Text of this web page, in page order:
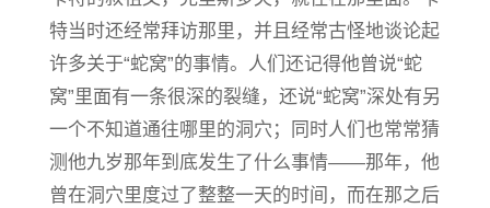
特当时还经常拜访那里，并且经常古怪地谈论起
许多关于“蛇窝”的事情。人们还记得他曾说“蛇
窝”里面有一条很深的裂缝，还说“蛇窝”深处有另
一个不知道通往哪里的洞穴；同时人们也常常猜
测他九岁那年到底发生了什么事情——那年，他
曾在洞穴里度过了整整一天的时间，而在那之后